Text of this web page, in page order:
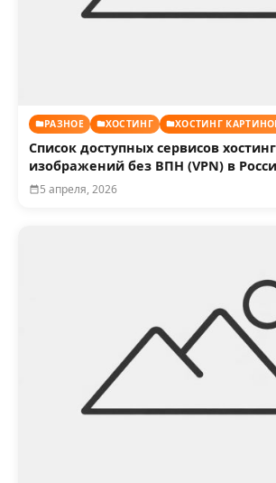
РАЗНОЕ ХОСТИНГ ХОСТИНГ
Список доступных сервисов
изображений без ВПН (VPN) в
5 апреля, 2026